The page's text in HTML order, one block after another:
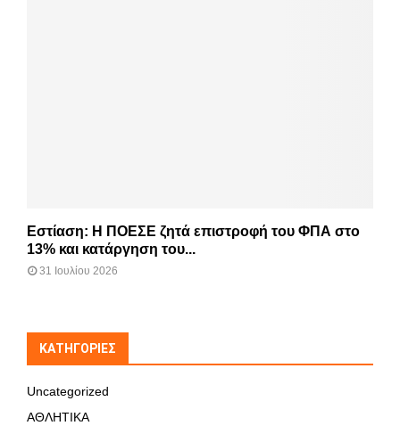
Εστίαση: Η ΠΟΕΣΕ ζητά επιστροφή του ΦΠΑ στο
13% και κατάργηση του...
31 Ιουλίου 2026
KΑΤΗΓΟΡΊΕΣ
Uncategorized
ΑΘΛΗΤΙΚΑ